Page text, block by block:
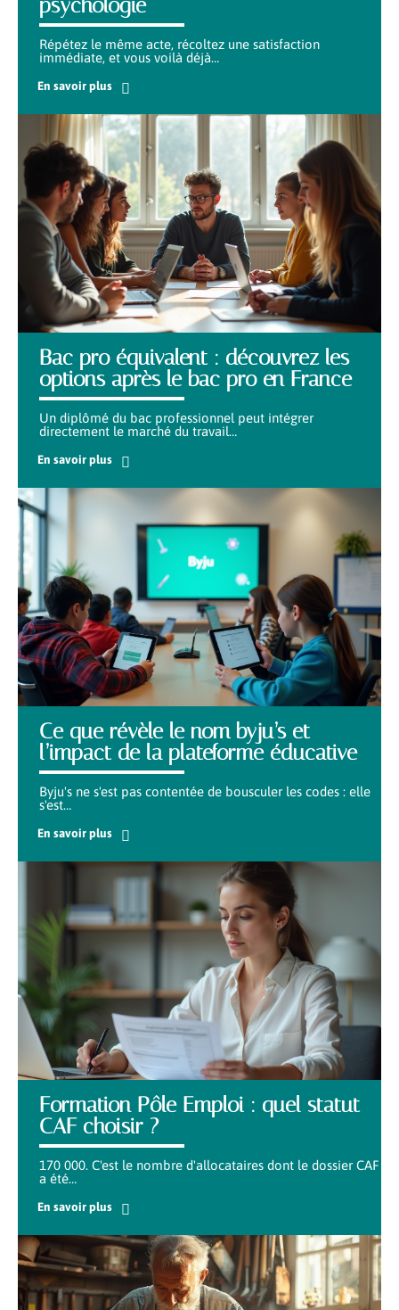
psychologie
Répétez le même acte, récoltez une satisfaction
immédiate, et vous voilà déjà…
En savoir plus
Bac pro équivalent : découvrez les
options après le bac pro en France
Un diplômé du bac professionnel peut intégrer
directement le marché du travail…
En savoir plus
Ce que révèle le nom byju’s et
l’impact de la plateforme éducative
Byju's ne s'est pas contentée de bousculer les codes : elle
s'est…
En savoir plus
Formation Pôle Emploi : quel statut
CAF choisir ?
170 000. C'est le nombre d'allocataires dont le dossier CAF
a été…
En savoir plus